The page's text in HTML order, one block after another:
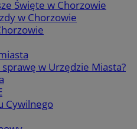
Święte w Chorzowie
w Chorzowie
sprawę w Urzędzie Miasta?
Cywilnego